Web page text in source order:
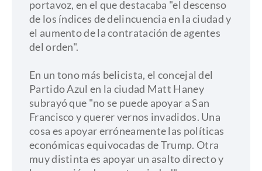
portavoz, en el que destacaba "el descenso
de los índices de delincuencia en la ciudad y
el aumento de la contratación de agentes
del orden".
​En un tono más belicista, el concejal del
Partido Azul en la ciudad Matt Haney
subrayó que "no se puede apoyar a San
Francisco y querer vernos invadidos. Una
cosa es apoyar erróneamente las políticas
económicas equivocadas de Trump. Otra
muy distinta es apoyar un asalto directo y